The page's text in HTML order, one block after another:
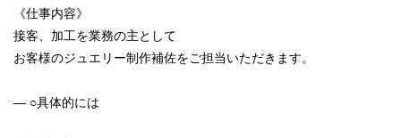
《仕事内容》
接客、加工を業務の主として
お客様のジュエリー制作補佐をご担当いただきます。
― ○具体的には